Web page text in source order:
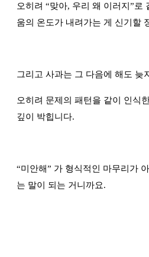
오히려 “맞아, 우리 왜 이러지 ”로
움의 온도가 내려가는 게 신기할
그리고 사과는 그 다음에 해도 늦
오히려 문제의 패턴을 같이 인식
깊이 박힙니다.
“미안해” 가 형식적인 마무리가
는 말이 되는 거니까요.